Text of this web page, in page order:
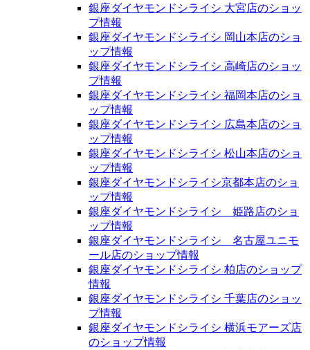
銀座ダイヤモンドシライシ 大宮店のショッ
プ情報
銀座ダイヤモンドシライシ 岡山本店のショ
ップ情報
銀座ダイヤモンドシライシ 高崎店のショッ
プ情報
銀座ダイヤモンドシライシ 福岡本店のショ
ップ情報
銀座ダイヤモンドシライシ 広島本店のショ
ップ情報
銀座ダイヤモンドシライシ 松山本店のショ
ップ情報
銀座ダイヤモンドシライシ京都本店のショ
ップ情報
銀座ダイヤモンドシライシ 姫路店のショ
ップ情報
銀座ダイヤモンドシライシ 名古屋ユニモ
ール店のショップ情報
銀座ダイヤモンドシライシ 柏店のショップ
情報
銀座ダイヤモンドシライシ 千葉店のショッ
プ情報
銀座ダイヤモンドシライシ 横浜モアーズ店
のショップ情報